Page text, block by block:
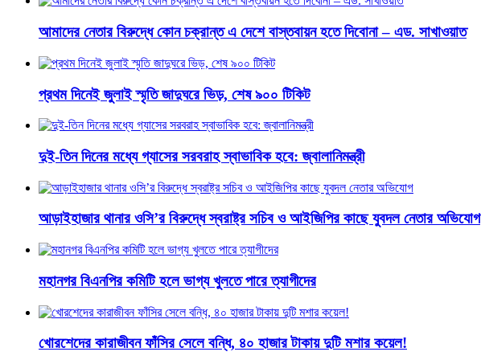
আমাদের নেতার বিরুদ্ধে কোন চক্রান্ত এ দেশে বাস্তবায়ন হতে দিবোনা – এড. সাখাওয়াত
প্রথম দিনেই জুলাই স্মৃতি জাদুঘরে ভিড়, শেষ ৯০০ টিকিট
দুই-তিন দিনের মধ্যে গ্যাসের সরবরাহ স্বাভাবিক হবে: জ্বালানিমন্ত্রী
আড়াইহাজার থানার ওসি’র বিরুদ্ধে স্বরাষ্ট্র সচিব ও আইজিপির কাছে যুবদল নেতার অভিযোগ
মহানগর বিএনপির কমিটি হলে ভাগ্য খুলতে পারে ত্যাগীদের
খোরশেদের কারাজীবন ফাঁসির সেলে বন্ধি, ৪০ হাজার টাকায় দুটি মশার কয়েল!